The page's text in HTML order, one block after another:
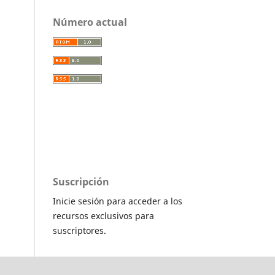
Número actual
Suscripción
Inicie sesión para acceder a los
recursos exclusivos para
suscriptores.